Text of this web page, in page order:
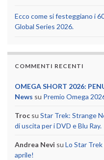
Ecco come si festeggiano i
Global Series 2026.
COMMENTI RECENTI
OMEGA SHORT 2026:
News su Premio Omega
Troc su Star Trek: Strange
di uscita per i DVD e Blu Ray.
Andrea Nevi su Lo Star Trek
aprile!